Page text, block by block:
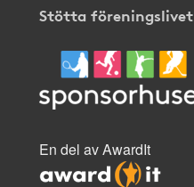
Stötta föreningslivet
En del av AwardIt